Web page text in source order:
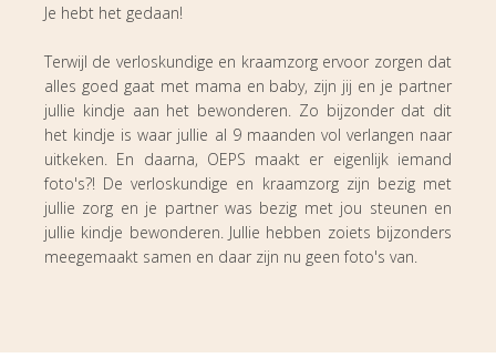
Je hebt het gedaan!
Terwijl de verloskundige en kraamzorg ervoor zorgen dat
alles goed gaat met mama en baby, zijn jij en je partner
jullie kindje aan het bewonderen. Zo bijzonder dat dit
het kindje is waar jullie al 9 maanden vol verlangen naar
uitkeken. En daarna, OEPS maakt er eigenlijk iemand
foto's?! De verloskundige en kraamzorg zijn bezig met
jullie zorg en je partner was bezig met jou steunen en
jullie kindje bewonderen. Jullie hebben zoiets bijzonders
meegemaakt samen en daar zijn nu geen foto's van.